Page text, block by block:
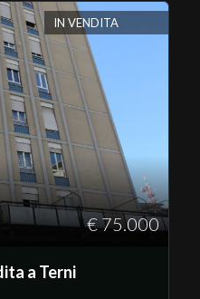
IN VENDITA
€ 75.000
a Terni